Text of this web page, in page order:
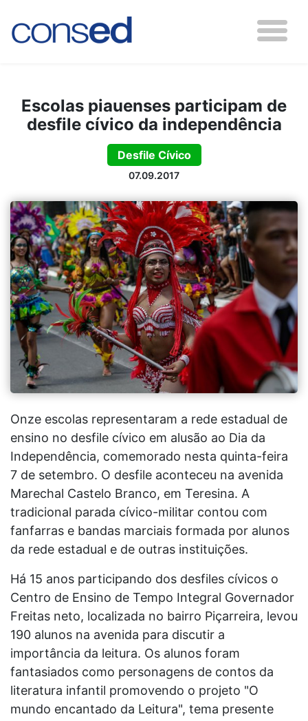
Escolas piauenses participam de
desfile cívico da independência
Desfile Cívico
07.09.2017
Onze escolas representaram a rede estadual de
ensino no desfile cívico em alusão ao Dia da
Independência, comemorado nesta quinta-feira
7 de setembro. O desfile aconteceu na avenida
Marechal Castelo Branco, em Teresina. A
tradicional parada cívico-militar contou com
fanfarras e bandas marciais formada por alunos
da rede estadual e de outras instituições.
Há 15 anos participando dos desfiles cívicos o
Centro de Ensino de Tempo Integral Governador
Freitas neto, localizada no bairro Piçarreira, levou
190 alunos na avenida para discutir a
importância da leitura. Os alunos foram
fantasiados como personagens de contos da
literatura infantil promovendo o projeto "O
mundo encantado da Leitura", tema presente